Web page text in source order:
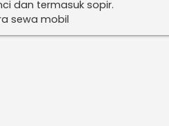
dan termasuk sopir.
sewa mobil